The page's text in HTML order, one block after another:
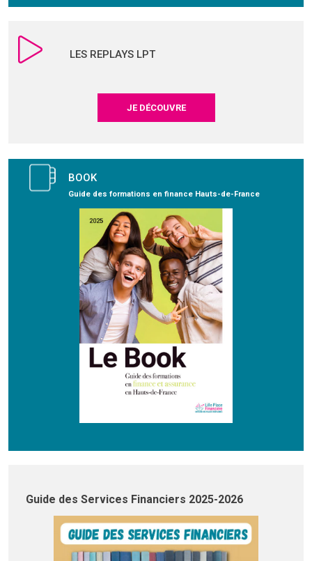
LES REPLAYS LPT
JE DÉCOUVRE
BOOK
Guide des formations en finance Hauts-de-France
Guide des Services Financiers 2025-2026